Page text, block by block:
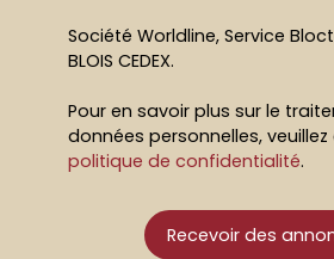
Société Worldline, Service
BLOIS CEDEX.
Pour en savoir plus sur le
données personnelles,
politique de confidentialité.
Recevoir des